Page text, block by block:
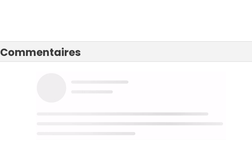
Commentaires